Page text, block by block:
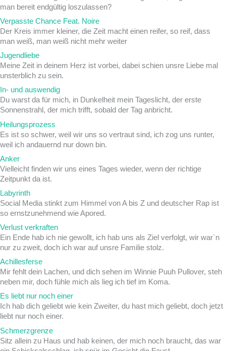
man bereit endgültig loszulassen?
Verpasste Chance Feat. Noire
Der Kreis immer kleiner, die Zeit macht einen reifer, so reif, dass
man weiß, man weiß nicht mehr weiter
Jugendliebe
Meine Zeit in deinem Herz ist vorbei, dabei schien unsre Liebe mal
unsterblich zu sein.
In- und auswendig
Du warst da für mich, in Dunkelheit mein Tageslicht, der erste
Sonnenstrahl, der mich trifft, sobald der Tag anbricht.
Heilungsprozess
Es ist so schwer, weil wir uns so vertraut sind, ich zog uns runter,
weil ich andauernd nur down bin.
Anker
Vielleicht finden wir uns eines Tages wieder, wenn der richtige
Zeitpunkt da ist.
Labyrinth
Social Media stinkt zum Himmel von A bis Z und deutscher Rap ist
so ernstzunehmend wie Apored.
Verlust verkraften
Ein Ende hab ich nie gewollt, ich hab uns als Ziel verfolgt, wir war`n
nur zu zweit, doch ich war auf unsre Familie stolz.
Achillesferse
Mir fehlt dein Lachen, und dich sehen im Winnie Puuh Pullover, steh
neben mir, doch fühle mich als lieg ich tief im Koma.
Es liebt nur noch einer
Ich hab dich geliebt wie kein Zweiter, du hast mich geliebt, doch jetzt
liebt nur noch einer.
Schmerzgrenze
Sitz allein zu Haus und hab keinen, der mich noch braucht, das war